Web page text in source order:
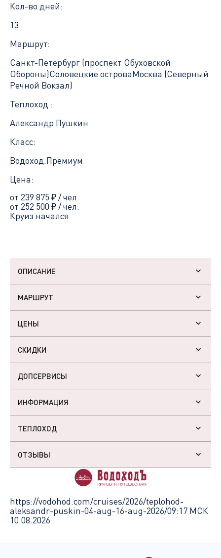
Кол-во дней:
13
Маршрут:
Санкт-Петербург (проспект Обуховской
Обороны)Соловецкие островаМосква (Северный
Речной Вокзал)
Теплоход :
Александр Пушкин
Класс:
Водоход.Премиум
Цена:
от 239 875 ₽/ чел.
от 252 500 ₽/ чел.
Круиз начался
ОПИСАНИЕ
МАРШРУТ
ЦЕНЫ
СКИДКИ
ДОПСЕРВИСЫ
ИНФОРМАЦИЯ
ТЕПЛОХОД
ОТЗЫВЫ
https://vodohod.com/cruises/2026/teplohod-
aleksandr-puskin-04-aug-16-aug-2026/09:17 МСК
10.08.2026